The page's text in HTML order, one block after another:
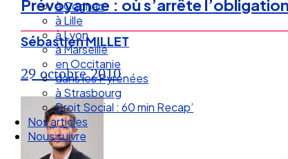
à Cognac
à Lille
à Lyon
à Marseille
en Occitanie
dans les Pyrénées
à Strasbourg
Droit Social : 60 min Recap’
Nos articles
Nous suivre
Prévoyance : où s’arrête
Sébastien MILLET
29 octobre 2010